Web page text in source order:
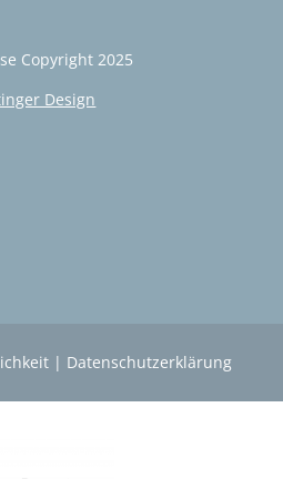
Copyright 2025
Design
| Datenschutz­erklärung